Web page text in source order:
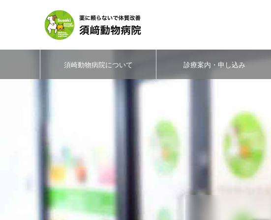
須崎動物病院について 診療案内・申し込み